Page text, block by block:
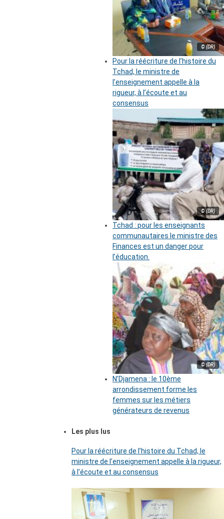
© (DR)
Pour la réécriture de l’histoire du
Tchad, le ministre de
l’enseignement appelle à la
rigueur, à l’écoute et au
consensus
© (DR)
Tchad : pour les enseignants
communautaires le ministre des
Finances est un danger pour
l’éducation.
© (DR)
N’Djamena : le 10ème
arrondissement forme les
femmes sur les métiers
générateurs de revenus
Les plus lus
Pour la réécriture de l’histoire du Tchad, le
ministre de l’enseignement appelle à la rigueur,
à l’écoute et au consensus